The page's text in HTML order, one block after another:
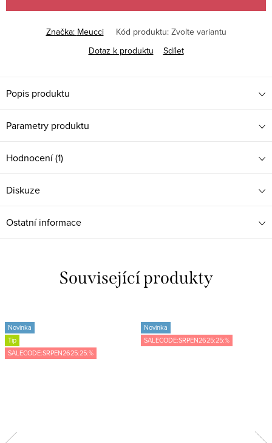
Značka: Meucci Kód produktu: Zvolte variantu
Dotaz k produktu
Sdílet
Popis produktu
Parametry produktu
Hodnocení (1)
Diskuze
Ostatní informace
Související produkty
Novinka
Tip
SALECODE:SRPEN2625:25:%
Novinka
SALECODE:SRPEN2625:25:%